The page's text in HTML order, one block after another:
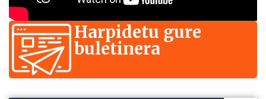
Harpidetu gure
buletinera